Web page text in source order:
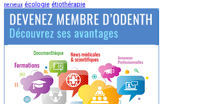
nerveux écologie étiothérapie